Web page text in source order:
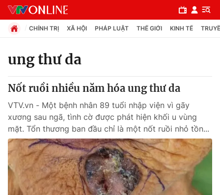
Chuyên mục
Xã hội
Pháp luật
Y tế
CHÍNH TRỊ XÃ HỘI PHÁP LUẬT THẾ GIỚI KINH TẾ
ung thư da
Nốt ruồi nhiều năm hóa ung thư da
VTV.vn - Một bệnh nhân 89 tuổi nhập viện vì gãy
xương sau ngã, tình cờ được phát hiện khối u vùng
mặt. Tổn thương ban đầu chỉ là một nốt ruồi nhỏ tồn...